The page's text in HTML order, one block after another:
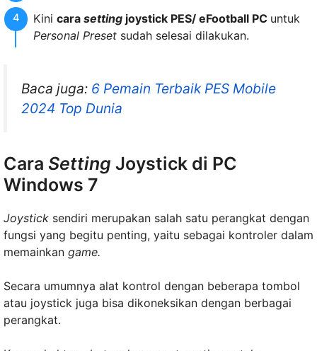
Kini cara settingjoystick PES/ eFootball PC untuk
Personal Presetsudah selesai dilakukan.
Baca juga: 6 Pemain Terbaik PES Mobile
2024 Top Dunia
Cara Setting Joystick di PC
Windows 7
Joystick sendiri merupakan salah satu perangkat dengan
fungsi yang begitu penting, yaitu sebagai kontroler dalam
memainkan game.
Secara umumnya alat kontrol dengan beberapa tombol
atau joystick juga bisa dikoneksikan dengan berbagai
perangkat.